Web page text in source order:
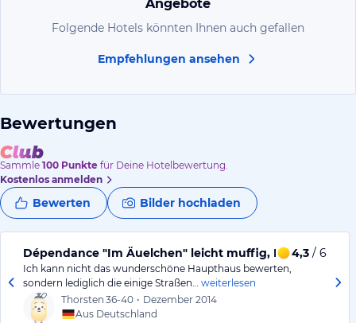
Angebote
Folgende Hotels könnten Ihnen auch gefallen
Empfehlungen ansehen
Bewertungen
Sammle 100 Punkte für Deine Hotelbewertung.
Kostenlos anmelden
Bewerten Bilder hochladen
Dépendance "Im Äuelchen" leicht muffig, P/L gut
4,3 / 6
Ich kann nicht das wunderschöne Haupthaus bewerten,
sondern lediglich die einige Straßen…
weiterlesen
Thorsten 36-40 • Dezember 2014
Aus Deutschland